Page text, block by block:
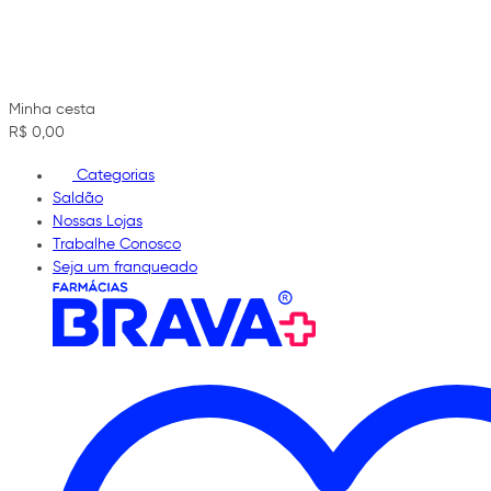
Minha cesta
R$ 0,00
Categorias
Saldão
Nossas Lojas
Trabalhe Conosco
Seja um franqueado